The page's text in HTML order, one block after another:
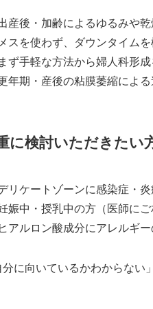
産後・加齢によるゆるみや
スを使わず、ダウンタイム
ず手軽な方法から婦人科形
年期・産後の粘膜萎縮によ
に検討いただきたい
リケートゾーンに感染症・
娠中・授乳中の方（医師にご
アルロン酸成分にアレルギ
分に向いているかわからない